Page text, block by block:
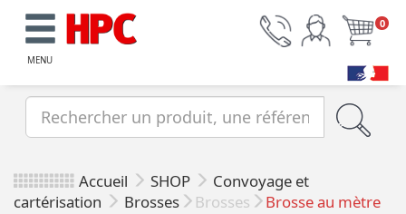
MENU
0
Accueil SHOP
Convoyage et
cartérisation
Brosses Brosses Brosse au mètre